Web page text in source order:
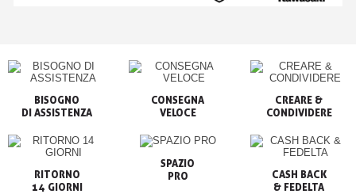
BISOGNO
CONSEGNA
VELOCE
CREARE &
CONDIVIDERE
RITORNO
14 GIORNI
SPAZIO
PRO
CASH BACK
& FEDELTA